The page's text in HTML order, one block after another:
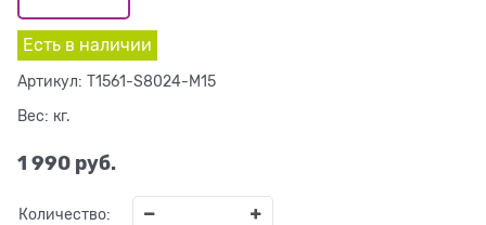
Есть в наличии
Артикул: T1561-S8024-M15
Вес: кг.
1 990 руб.
Количество: